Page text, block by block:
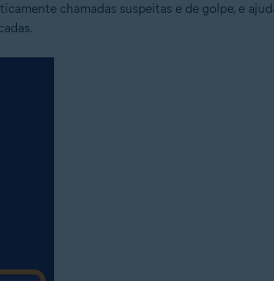
chamadas suspeitas e de golpe, e